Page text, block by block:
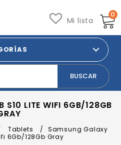
0
Mi lista
S10 LITE WIFI 6GB/128GB
Tablets /
Samsung Galaxy
6Gb/128Gb Gray